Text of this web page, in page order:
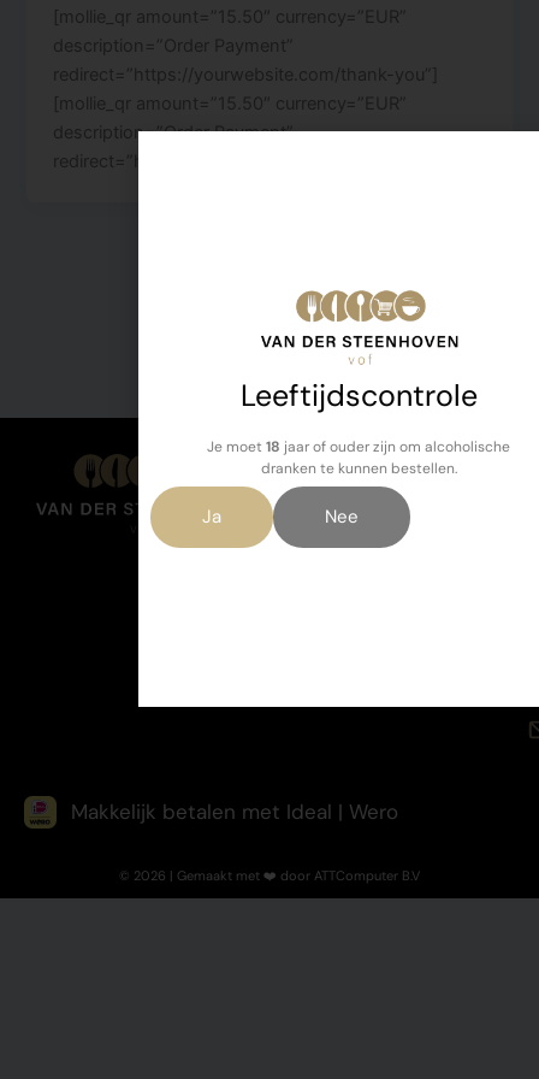
[mollie_qr amount=”15.50″ currency=”EUR”
description=”Order Payment”
redirect=”https://yourwebsite.com/thank-you”]
[mollie_qr amount=”15.50″ currency=”EUR”
description=”Order Payment”
redirect=”https://yourwebsite.com/thank-you”]
Makkelijk betalen met Ideal | Wero
© 2026 | Gemaakt met ❤️ door ATTComputer B.V
Leeftijdscontrole
Je moet18 jaar of ouder zijn om alcoholische
dranken te kunnen bestellen.
Ja Nee